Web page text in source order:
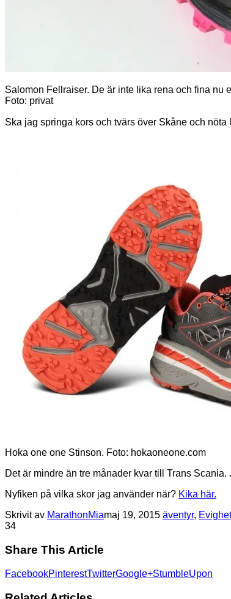
Salomon Fellraiser. De är inte lika rena och fina nu
Foto: privat
Ska jag springa kors och tvärs över Skåne och
Hoka one one Stinson. Foto: hokaoneone.com
Det är mindre än tre månader kvar till Trans
Nyfiken på vilka skor jag använder när? Kika här.
Skrivit av MarathonMiamaj 19, 2015 äventyr,
34
Share This Article
FacebookPinterestTwitterGoogle+StumbleUpon